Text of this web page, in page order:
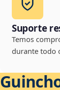
Suporte
Temos
durante todo